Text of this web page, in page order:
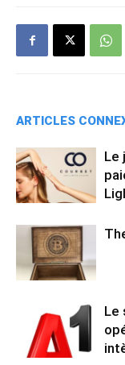
ARTICLES
Le
Le